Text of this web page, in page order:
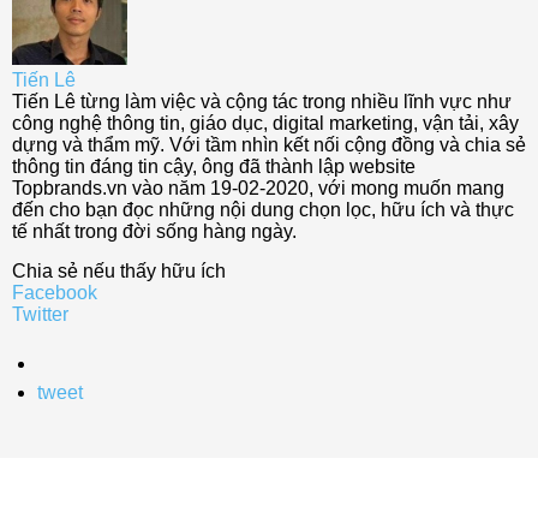
Tiến Lê
Tiến Lê từng làm việc và cộng tác trong nhiều lĩnh vực như
công nghệ thông tin, giáo dục, digital marketing, vận tải, xây
dựng và thẩm mỹ. Với tầm nhìn kết nối cộng đồng và chia sẻ
thông tin đáng tin cậy, ông đã thành lập website
Topbrands.vn vào năm 19-02-2020, với mong muốn mang
đến cho bạn đọc những nội dung chọn lọc, hữu ích và thực
tế nhất trong đời sống hàng ngày.
Chia sẻ nếu thấy hữu ích
Facebook
Twitter
tweet